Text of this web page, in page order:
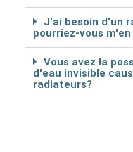
J'ai besoin d'un
pourriez-vous
Vous avez la
d'eau invisible
radiateurs?